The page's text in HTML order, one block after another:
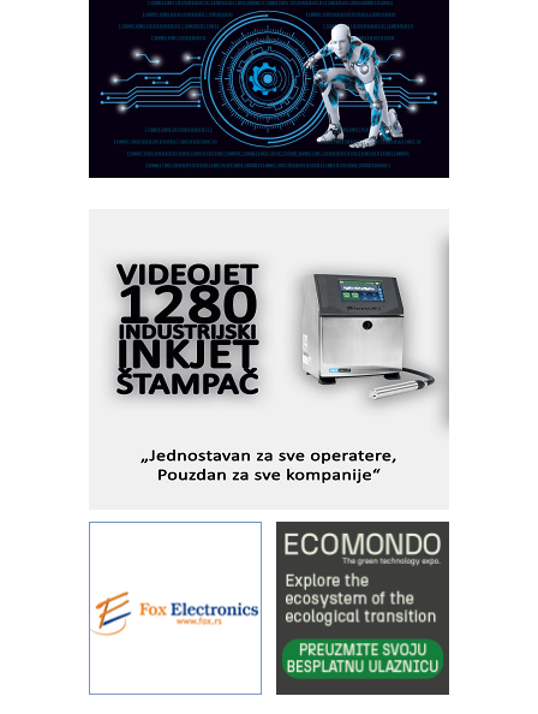
dostupan u Srbiji
MOTOMAN – NEXT-Robotika vođena
veštačkom inteligencijom
I.SAFE MOBILE revolucioniše
industrijsku automatizaciju
pionirskimmobile operator PANEL-OM
KIP KOP – napredna rešenja za
savremene industrijske i logističke
objekte
Alba d.o.o. – 35 godina preciznosti u
metrologiji i pametnim dozirnim
rešenjima
STAUFF – Komponente koje
sistema
YAMADA pumpe – japanska
pouzdanost u transferu fluida
Filtration Group Industrial – Napredna
rešenja za filtraciju u hidrauličkim i
procesnim sistemima
RILINEX kompanije Rittal